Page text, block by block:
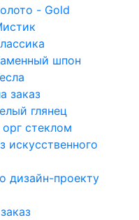
- Gold
шпон
заказ
глянец
стеклом
искусственного
дизайн-проекту